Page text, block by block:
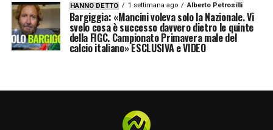
HANNO DETTO 1 settimana ago Alberto Petrosilli
Bargiggia: «Mancini voleva solo la Nazionale. Vi
svelo cosa è successo davvero dietro le quinte
della FIGC. Campionato Primavera male del
calcio italiano» ESCLUSIVA e VIDEO